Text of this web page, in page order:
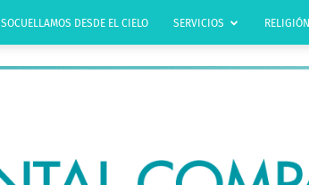
SOCUELLAMOS DESDE EL CIELO SERVICIOS RELIGIÓN